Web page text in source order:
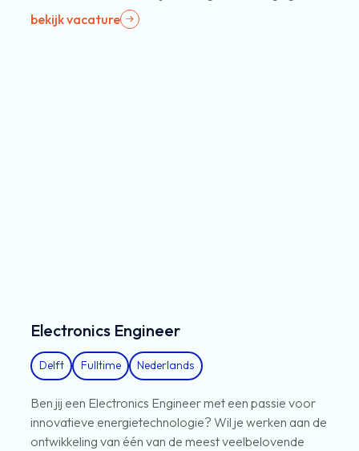
bekijk vacature
Electronics Engineer
Delft Fulltime Nederlands
Ben jij een Electronics Engineer met een passie voor
innovatieve energietechnologie? Wil je werken aan de
ontwikkeling van één van de meest veelbelovende